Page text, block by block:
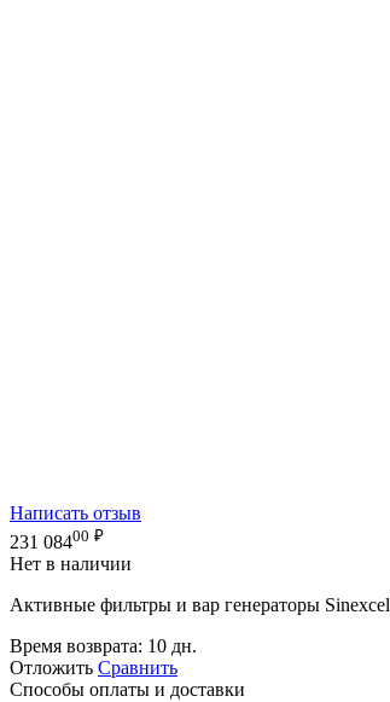
Написать отзыв
231 08400 ₽
Нет в наличии
Активные фильтры и вар генераторы
Время возврата: 10 дн.
Отложить Сравнить
Способы оплаты и доставки